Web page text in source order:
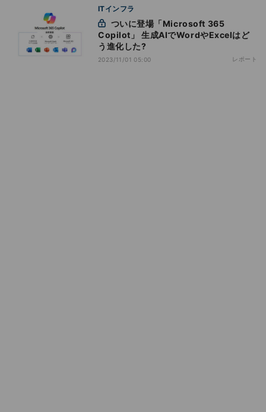
ITインフラ
Copilot」 生成AIでWordやExcelはど
う進化した?
2023/11/01 05:00 レポート